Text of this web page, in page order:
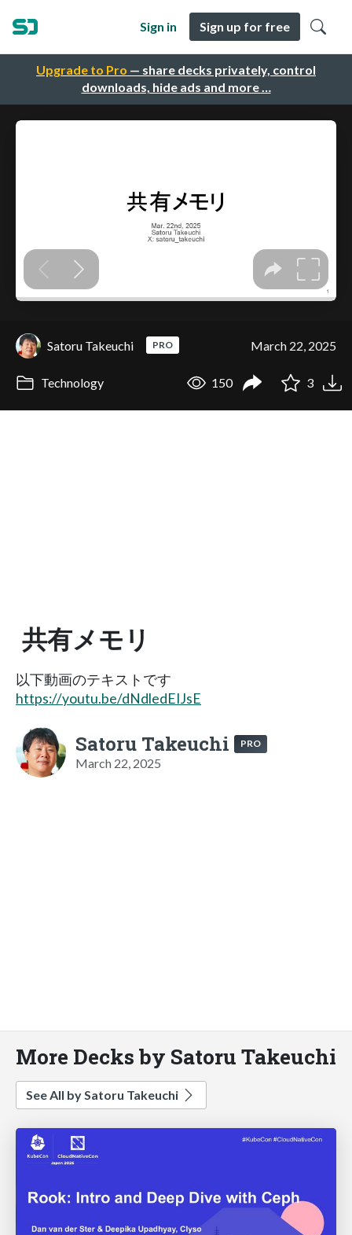
Upgrade to Pro — share decks privately, control
downloads, hide ads and more …
Sign in Sign up for free
Satoru Takeuchi PRO March 22, 2025
Technology 150 3
共有メモリ
以下動画のテキストです
https://youtu.be/dNdledEIJsE
Satoru Takeuchi PRO
March 22, 2025
More Decks by Satoru Takeuchi
See All by Satoru Takeuchi